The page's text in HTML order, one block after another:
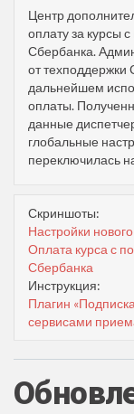
Центр
оплату за курсы
Сбербанка.
от техподдержки
дальнейшем
оплаты.
данные
глобальные
переключилась
Скриншоты:
Настройки
Оплата курса с
Сбербанка
Инструкция:
Плагин
сервисами